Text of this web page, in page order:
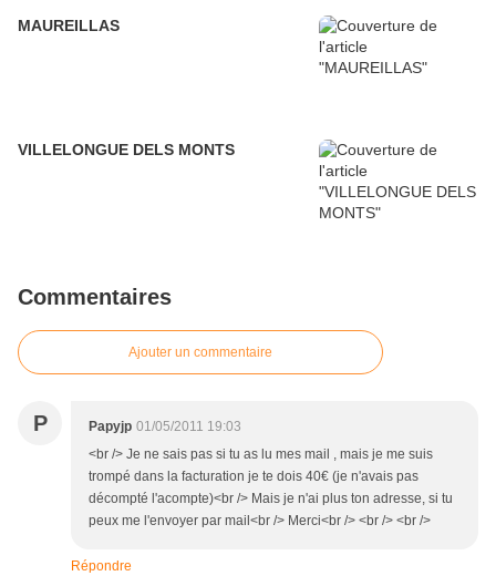
MAUREILLAS
VILLELONGUE DELS MONTS
Commentaires
Ajouter un commentaire
P Papyjp 01/05/2011 19:03
<br /> Je ne sais pas si tu as lu mes mail , mais je me suis
trompé dans la facturation je te dois 40€ (je n'avais pas
décompté l'acompte)<br /> Mais je n'ai plus ton adresse, si tu
peux me l'envoyer par mail<br /> Merci<br /> <br /> <br />
Répondre